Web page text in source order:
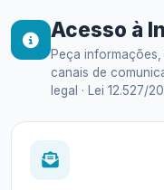
Acesso à
Peça
canais de
legal · Lei 12.527/